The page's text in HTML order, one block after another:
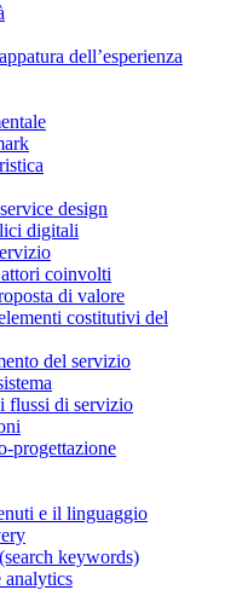
dell’esperienza
design
digitali
coinvolti
di valore
costitutivi del
del servizio
flussi di servizio
progettazione
e il linguaggio
keywords)
analytics